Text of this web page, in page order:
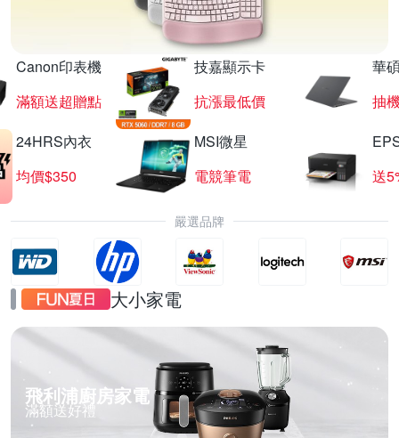
Canon印表機
滿額送超贈點
技嘉顯示卡
抗漲最低價
華
抽
24HRS內衣
均價$350
MSI微星
電競筆電
送
嚴選品牌
大小家電
飛利浦廚房家電
滿額送好禮